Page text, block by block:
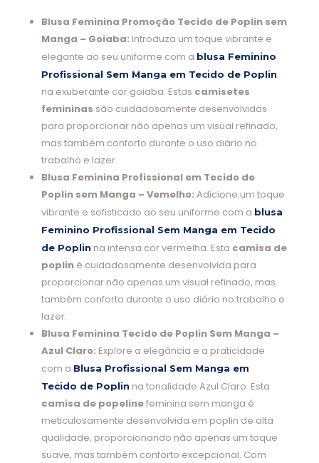
Blusa Feminina Promoção Tecido de Poplin sem
Manga – Goiaba: Introduza um toque vibrante e
elegante ao seu uniforme com a blusa Feminino
Profissional Sem Manga em Tecido de Poplin
na exuberante cor goiaba. Estas camisetes
femininas são cuidadosamente desenvolvidas
para proporcionar não apenas um visual refinado,
mas também conforto durante o uso diário no
trabalho e lazer.
Blusa Feminina Profissional em Tecido de
Poplin sem Manga – Vemelho: Adicione um toque
vibrante e sofisticado ao seu uniforme com a blusa
Feminino Profissional Sem Manga em Tecido
de Poplin na intensa cor vermelha. Esta camisa de
popliné cuidadosamente desenvolvida para
proporcionar não apenas um visual refinado, mas
também conforto durante o uso diário no trabalho e
lazer.
Blusa Feminina Tecido de Poplin Sem Manga –
Azul Claro: Explore a elegância e a praticidade
com a Blusa Profissional Sem Manga em
Tecido de Poplin na tonalidade Azul Claro. Esta
camisa de popelinefeminina sem manga é
meticulosamente desenvolvida em poplin de alta
qualidade, proporcionando não apenas um toque
suave, mas também conforto excepcional. Com